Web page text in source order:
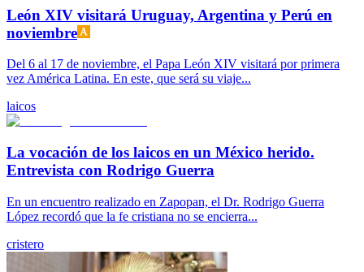
León XIV visitará Uruguay, Argentina y Perú en
noviembre
Del 6 al 17 de noviembre, el Papa León XIV visitará por primera
vez América Latina. En este, que será su viaje...
laicos
La vocación de los laicos en un México herido.
Entrevista con Rodrigo Guerra
En un encuentro realizado en Zapopan, el Dr. Rodrigo Guerra
López recordó que la fe cristiana no se encierra...
cristero